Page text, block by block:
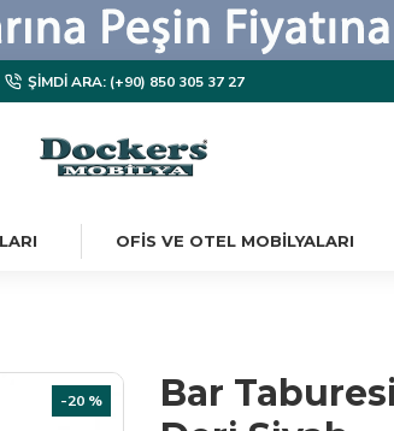
ŞIMDI ARA: (+90) 850 305 37 27
OFIS VE OTEL MOBILYALARI
-20 %
Bar